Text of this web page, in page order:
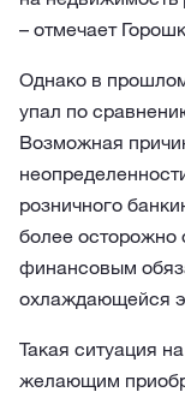
– отмечает
Однако в
упал по
Возможная
розничного
более осторожно
финансовым
охлаждающейся
Такая ситуация
желающим